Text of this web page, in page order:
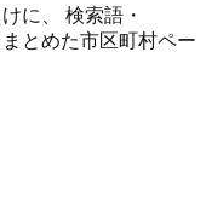
に、 検索語・
とめた市区町村ペー